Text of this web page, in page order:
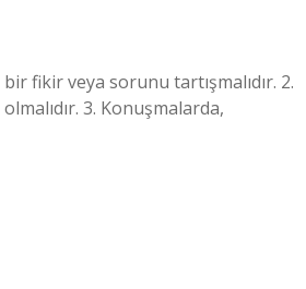
fikir veya sorunu tartışmalıdır. 2.
3. Konuşmalarda,